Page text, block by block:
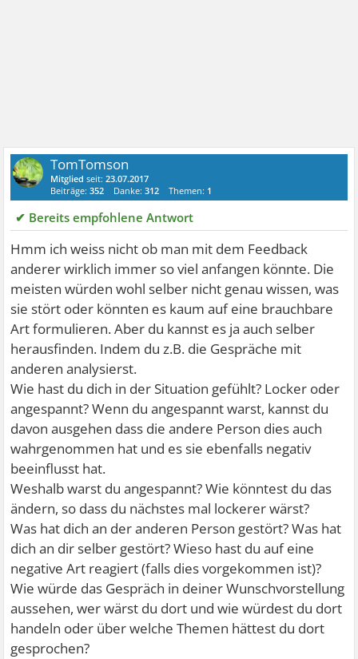
TomTomson
Mitglied seit:23.07.2017
Beiträge:352 Danke:312 Themen: 1
✔ Bereits empfohlene Antwort
Hmm ich weiss nicht ob man mit dem Feedback
anderer wirklich immer so viel anfangen könnte. Die
meisten würden wohl selber nicht genau wissen, was
sie stört oder könnten es kaum auf eine brauchbare
Art formulieren. Aber du kannst es ja auch selber
herausfinden. Indem du z.B. die Gespräche mit
anderen analysierst.
Wie hast du dich in der Situation gefühlt? Locker oder
angespannt? Wenn du angespannt warst, kannst du
davon ausgehen dass die andere Person dies auch
wahrgenommen hat und es sie ebenfalls negativ
beeinflusst hat.
Weshalb warst du angespannt? Wie könntest du das
ändern, so dass du nächstes mal lockerer wärst?
Was hat dich an der anderen Person gestört? Was hat
dich an dir selber gestört? Wieso hast du auf eine
negative Art reagiert (falls dies vorgekommen ist)?
Wie würde das Gespräch in deiner Wunschvorstellung
aussehen, wer wärst du dort und wie würdest du dort
handeln oder über welche Themen hättest du dort
gesprochen?